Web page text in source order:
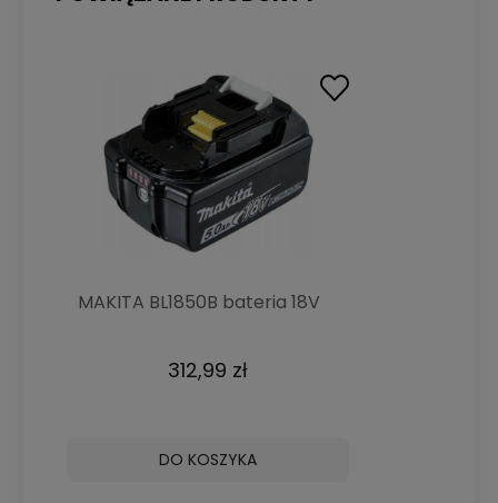
MAKITA BL1850B bateria 18V
312,99 zł
DO KOSZYKA